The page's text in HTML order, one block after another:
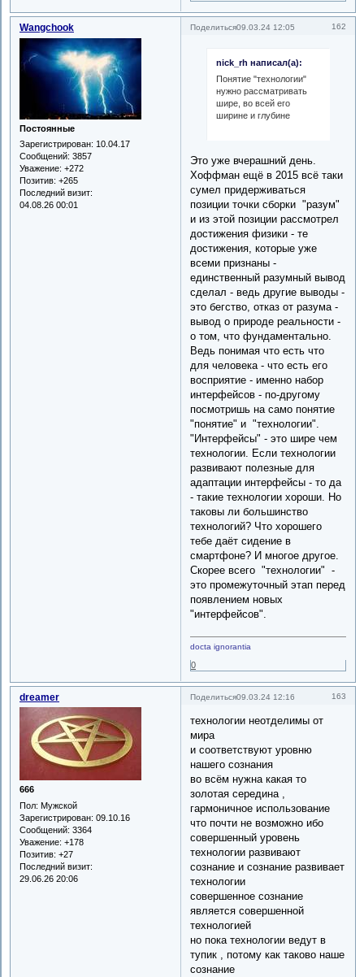
Поделиться 162
09.03.24 12:05
Wangchook
Постоянные
Зарегистрирован: 10.04.17
Сообщений: 3857
Уважение: +272
Позитив: +265
Последний визит:
04.08.26 00:01
nick_rh написал(а):
Понятие "технологии"
нужно рассматривать
шире, во всей его
ширине и глубине
Это уже вчерашний день.
Хоффман ещё в 2015 всё таки
сумел придерживаться
позиции точки сборки "разум"
и из этой позиции рассмотрел
достижения физики - те
достижения, которые уже
всеми признаны -
единственный разумный вывод
сделал - ведь другие выводы -
это бегство, отказ от разума -
вывод о природе реальности -
о том, что фундаментально.
Ведь понимая что есть что
для человека - что есть его
восприятие - именно набор
интерфейсов - по-другому
посмотришь на само понятие
"понятие" и "технологии".
"Интерфейсы" - это шире чем
технологии. Если технологии
развивают полезные для
адаптации интерфейсы - то да
- такие технологии хороши. Но
таковы ли большинство
технологий? Что хорошего
тебе даёт сидение в
смартфоне? И многое другое.
Скорее всего "технологии" -
это промежуточный этап перед
появлением новых
"интерфейсов".
docta ignorantia
0
Поделиться 163
09.03.24 12:16
dreamer
666
Пол: Мужской
Зарегистрирован: 09.10.16
Сообщений: 3364
Уважение: +178
Позитив: +27
Последний визит:
29.06.26 20:06
технологии неотделимы от
мира
и соответствуют уровню
нашего сознания
во всём нужна какая то
золотая середина ,
гармоничное использование
что почти не возможно ибо
совершенный уровень
технологии развивают
сознание и сознание развивает
технологии
совершенное сознание
является совершенной
технологией
но пока технологии ведут в
тупик , потому как таково наше
сознание